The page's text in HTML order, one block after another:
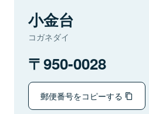
小金台
コガネダイ
950-0028
郵便番号をコピーする